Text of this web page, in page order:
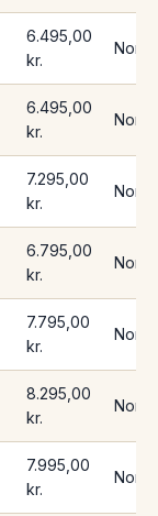
6.495,00
kr.
6.495,00
kr.
7.295,00
kr.
6.795,00
kr.
7.795,00
kr.
8.295,00
kr.
7.995,00
kr.